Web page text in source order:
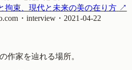
拘束、現代と未来の美の在り方 ↗
・ interview ・ 2021-04-22
作家を辿れる場所。